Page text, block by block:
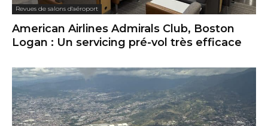
Revues de salons d'aéroport
American Airlines Admirals Club, Boston
Logan : Un servicing pré-vol très efficace